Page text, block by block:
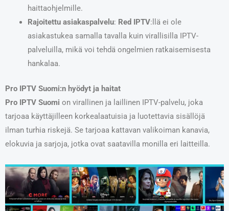
haittaohjelmille.
Rajoitettu asiakaspalvelu: Red IPTV:llä ei ole
asiakastukea samalla tavalla kuin virallisilla IPTV-
palveluilla, mikä voi tehdä ongelmien ratkaisemisesta
hankalaa.
Pro IPTV Suomi:n hyödyt ja haitat
Pro IPTV Suomi on virallinen ja laillinen IPTV-palvelu, joka
tarjoaa käyttäjilleen korkealaatuisia ja luotettavia sisällöjä
ilman turhia riskejä. Se tarjoaa kattavan valikoiman kanavia,
elokuvia ja sarjoja, jotka ovat saatavilla monilla eri laitteilla.